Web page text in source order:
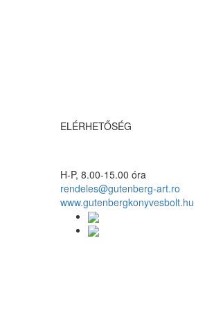
ELÉRHETŐSÉG
H-P, 8.00-15.00 óra
rendeles@gutenberg-art.ro
www.gutenbergkonyvesbolt.hu